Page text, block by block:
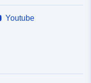
Youtube